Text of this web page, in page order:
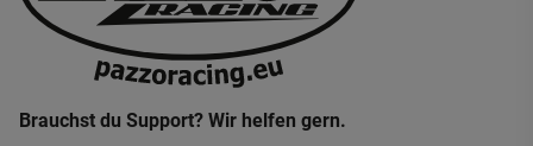
Brauchst du Support? Wir helfen gern.